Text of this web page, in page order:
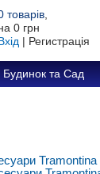
товарів
0 грн
| Регистрація
Будинок та Сад
Tramontina